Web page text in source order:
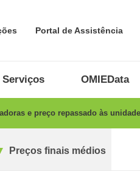
Portal de Assistência
Serviços OMIEData
e preço repassado às
Preços finais médios